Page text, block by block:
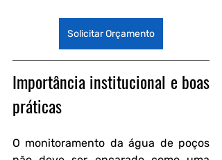
Solicitar Orçamento
Importância institucional e boas
práticas
O monitoramento da água de poços